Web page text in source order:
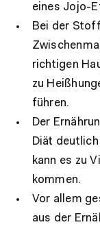
eines Jojo-
Bei der
richtigen
zu
führen.
Der
Diät
kann es zu
kommen.
Vor allem
aus der